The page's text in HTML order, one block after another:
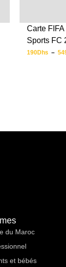
Carte
Sports FC
190Dhs –
du Maroc
et bébés